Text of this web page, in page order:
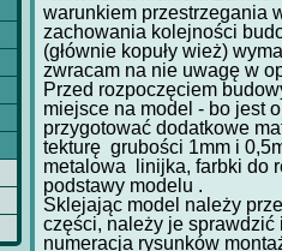
warunkiem przestrzegania
zachowania kolejności
(głównie kopuły wież)
zwracam na nie uwagę w
Przed rozpoczęciem
miejsce na model - bo jest
przygotować dodatkowe
tekturę grubości 1mm i
metalowa linijka, farbki do
podstawy modelu .
Sklejając model należy
części, należy je
numeracja rysunków
HETMAN IWAN
(DOM BUMAGI) -
kadłuba wycięte
Cena:75 PLN